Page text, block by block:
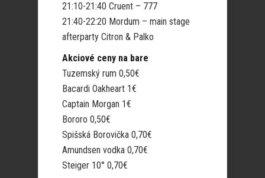
21:10-21:40 Cruent – 777
21:40-22:20 Mordum – main stage
afterparty Citron & Palko
Akciové ceny na bare
Tuzemský rum 0,50€
Bacardi Oakheart 1€
Captain Morgan 1€
Bororo 0,50€
Spišská Borovička 0,70€
Amundsen vodka 0,70€
Steiger 10° 0,70€